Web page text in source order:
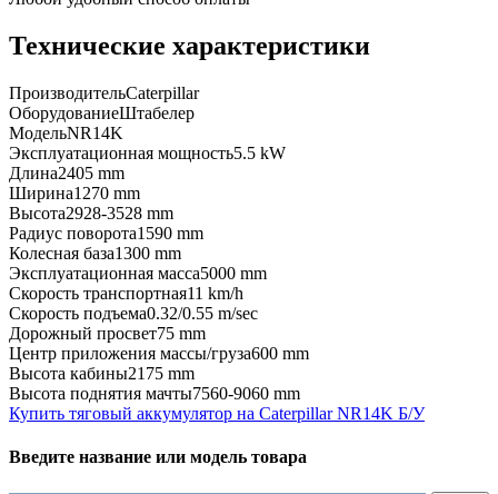
Технические характеристики
ПроизводительCaterpillar
ОборудованиеШтабелер
МодельNR14K
Эксплуатационная мощность5.5 kW
Длина2405 mm
Ширина1270 mm
Высота2928-3528 mm
Радиус поворота1590 mm
Колесная база1300 mm
Эксплуатационная масса5000 mm
Скорость транспортная11 km/h
Скорость подъема0.32/0.55 m/sec
Дорожный просвет75 mm
Центр приложения массы/груза600 mm
Высота кабины2175 mm
Высота поднятия мачты7560-9060 mm
Купить тяговый аккумулятор на Caterpillar NR14K Б/У
Введите название или модель товара